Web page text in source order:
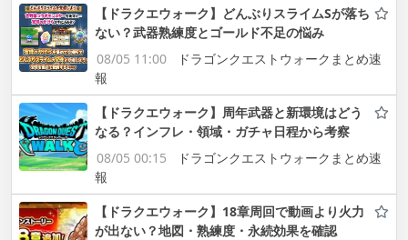
【ドラクエウォーク】どんぶりスライムSが落ち
ない？武器熟練度とゴールド不足の悩み
08/05 11:00
ドラゴンクエストウォークまとめ速
報
【ドラクエウォーク】周年武器と新環境はどう
なる？インフレ・領域・ガチャ日程から考察
08/05 00:15
ドラゴンクエストウォークまとめ速
報
【ドラクエウォーク】18章周回で動画より火力
が出ない？地図・熟練度・永続効果を確認